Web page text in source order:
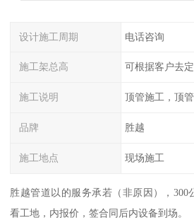
设计施工周期 电话咨询
施工架总高 可根据客户去定
施工说明
品牌 胜越
施工地点 现场施工
胜越管道以的服务承若（非原因），300
看工地，内报价，签合同后内设备到场。